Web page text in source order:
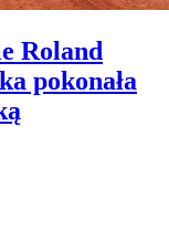
Roland
pokonała